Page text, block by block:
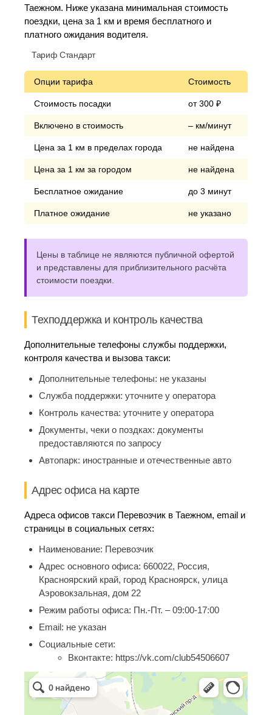
Таежном. Ниже указана минимальная стоимость
поездки, цена за 1 км и время бесплатного и
платного ожидания водителя.
Тариф Стандарт
Опции тарифа Стоимость
Стоимость посадки от 300 ₽
Включено в стоимость – км/минут
Цена за 1 км в пределах города не найдена
Цена за 1 км за городом не найдена
Бесплатное ожидание до 3 минут
Платное ожидание не указано
Цены в таблице не являются публичной офертой
и представлены для приблизительного расчёта
стоимости поездки.
Техподдержка и контроль качества
Дополнительные телефоны службы поддержки,
контроля качества и вызова такси:
Дополнительные телефоны: не указаны
Служба поддержки: уточните у оператора
Контроль качества: уточните у оператора
Документы, чеки о поздках: документы
предоставляются по запросу
Автопарк: иностранные и отечественные авто
Адрес офиса на карте
Адреса офисов такси Перевозчик в Таежном, email и
страницы в социальных сетях:
Наименование: Перевозчик
Адрес основного офиса: 660022, Россия,
Красноярский край, город Красноярск, улица
Аэровокзальная, дом 22
Режим работы офиса: Пн.-Пт. – 09:00-17:00
Email: не указан
Социальные сети:
Вконтакте: https://vk.com/club54506607